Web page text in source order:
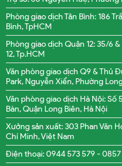
Phòng giao dịch Tân Bình: 186
Bình, TpHCM
Phòng giao dịch Quận 12: 35/6
12, Tp.HCM
Văn phòng giao dịch Q9 & Thủ
Park, Nguyễn Xiển, Phường
Văn phòng giao dịch Hà Nội: Số
Bàn, Quận Long Biên, Hà Nội
Xưởng sản xuất: 303 Phan Văn
Chí Minh, Việt Nam
Điện thoại: 0944 573 579 - 0857